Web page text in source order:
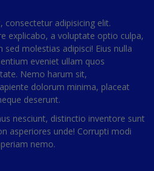
adipisicing elit.
explicabo, a voluptate optio culpa,
molestias adipisci! Eius nulla
eveniet ullam quos
Nemo harum sit,
dolorum minima, placeat
deserunt.
nesciunt, distinctio inventore sunt
asperiores unde! Corrupti modi
nemo.